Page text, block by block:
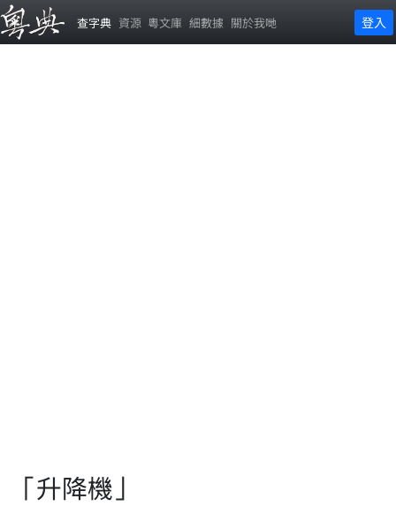
查字典 資源 粵文庫 細數據 關於我哋 登入
「升降機」